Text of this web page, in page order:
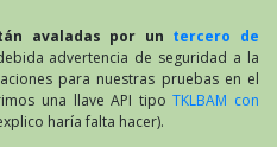
avaladas por un tercero de
advertencia de seguridad a la
para nuestras pruebas en el
una llave API tipoTKLBAM con
haría falta hacer).